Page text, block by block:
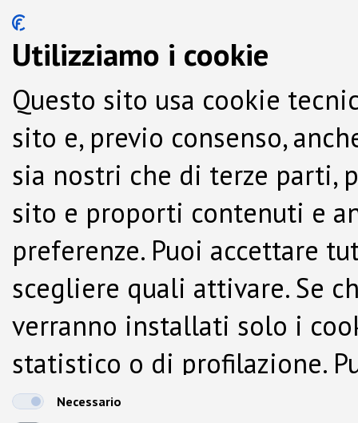
Utilizziamo i cookie
Questo sito usa cookie
sito e, previo consenso,
sia nostri che di terze parti,
sito e proporti contenuti e
preferenze. Puoi accettare
scegliere quali attivare. Se
verranno installati solo i
statistico o di profilazione.
dalla Cookie Policy.
Necessario